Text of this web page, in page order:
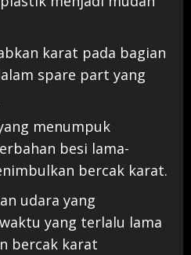
karat pada bagian
spare part yang
menumpuk
besi lama-
bercak karat.
udara yang
yang terlalu lama
bercak karat